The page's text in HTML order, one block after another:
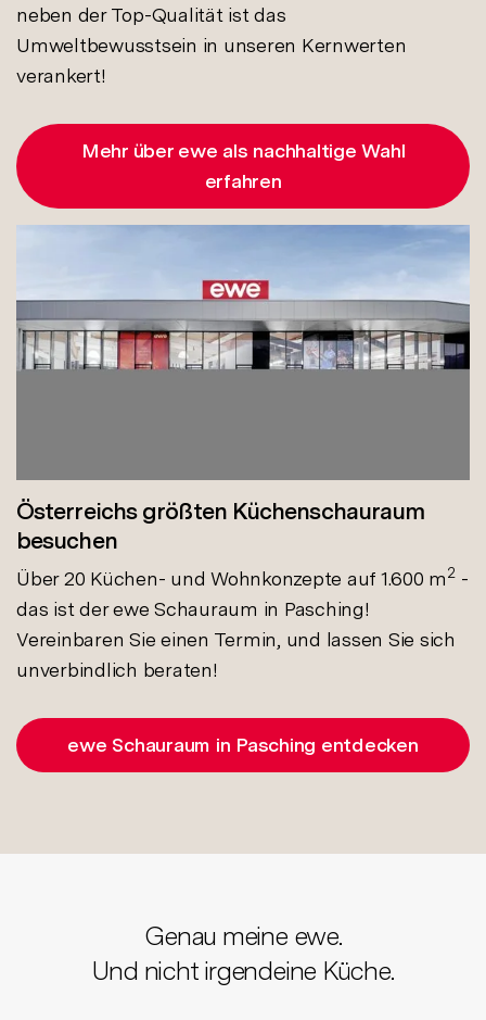
neben der Top-Qualität ist das
Umweltbewusstsein in unseren Kernwerten
verankert!
Mehr über ewe als nachhaltige Wahl
erfahren
Österreichs größten Küchenschauraum
besuchen
Über 20 Küchen- und Wohnkonzepte auf 1.600 m2-
das ist der ewe Schauraum in Pasching!
Vereinbaren Sie einen Termin, und lassen Sie sich
unverbindlich beraten!
ewe Schauraum in Pasching entdecken
Genau meine ewe.
Und nicht irgendeine Küche.